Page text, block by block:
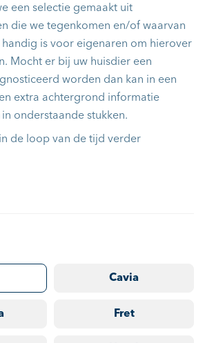
een selectie gemaakt uit
die we tegenkomen en/of waarvan
is voor eigenaren om hierover
Mocht er bij uw huisdier een
worden dan kan in een
extra achtergrond informatie
onderstaande stukken.
de loop van de tijd verder
Cavia
Fret